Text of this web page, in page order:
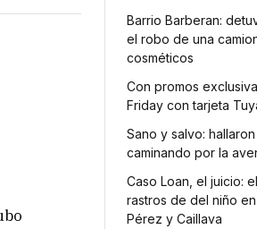
Barrio Barberan:
el robo de una
cosméticos
Con promos
Friday con tarjeta
Sano y salvo:
caminando por la
Caso Loan, el juicio:
rastros de del niño
Pérez y Caillava